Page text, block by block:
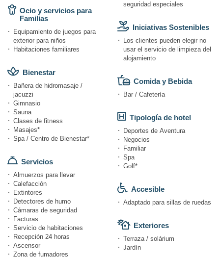
Ocio y servicios para
Familias
Equipamiento de juegos para
exterior para niños
Habitaciones familiares
Bienestar
Bañera de hidromasaje /
jacuzzi
Gimnasio
Sauna
Clases de fitness
Masajes*
Spa / Centro de Bienestar*
Servicios
Almuerzos para llevar
Calefacción
Extintores
Detectores de humo
Cámaras de seguridad
Facturas
Servicio de habitaciones
Recepción 24 horas
Ascensor
Zona de fumadores
seguridad especiales
Iniciativas Sostenibles
Los clientes pueden elegir no
usar el servicio de limpieza del
alojamiento
Comida y Bebida
Bar / Cafetería
Tipología de hotel
Deportes de Aventura
Negocios
Familiar
Spa
Golf*
Accesible
Adaptado para sillas de ruedas
Exteriores
Terraza / solárium
Jardín